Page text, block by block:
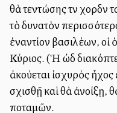
θὰ τεντώσης τὴν
τὸ δυνατὸν
ἐναντίον βασιλέων, οἱ
Κύριος. (Ἡ ώδὴ
ἀκούεται ἰσχυρὸς
σχισθῇ καὶ θὰ ἀνοίξῃ,
ποταμῶν.